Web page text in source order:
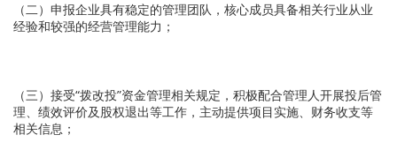
（二）申报企业具有稳定的管理团队，核心成员具备相关行业从业
经验和较强的经营管理能力；
（三）接受“拨改投”资金管理相关规定，积极配合管理人开展投后管
理、绩效评价及股权退出等工作，主动提供项目实施、财务收支等
相关信息；